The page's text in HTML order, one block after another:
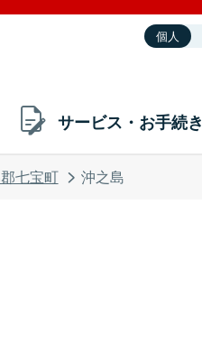
個人
サービス・お手続き
七宝町 沖之島